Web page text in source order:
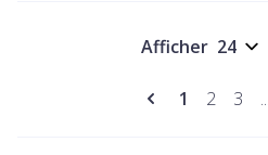
Vous lisez
1 Page
2 Page
3 ...
Afficher